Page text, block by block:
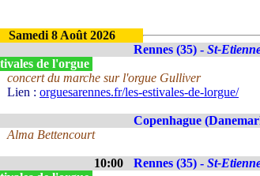
Samedi 8 Août 2026
Rennes (35) - St-
de l'orgue
concert du marche sur l'orgue Gulliver
Lien : orguesarennes.fr/les-estivales-de-lorgue/
Copenhague
Alma Bettencourt
10:00 Rennes (35) - St-